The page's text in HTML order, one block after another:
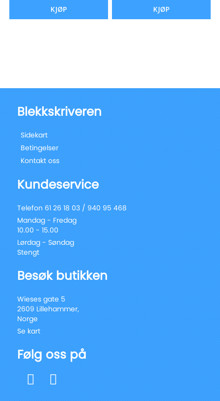
KJØP KJØP
Blekkskriveren
Sidekart
Betingelser
Kontakt oss
Kundeservice
Telefon 61 26 18 03 / 940 95 468
Mandag - Fredag
10.00 - 15.00
Lørdag - Søndag
Stengt
Besøk butikken
Wieses gate 5
2609 Lillehammer,
Norge
Se kart
Følg oss på